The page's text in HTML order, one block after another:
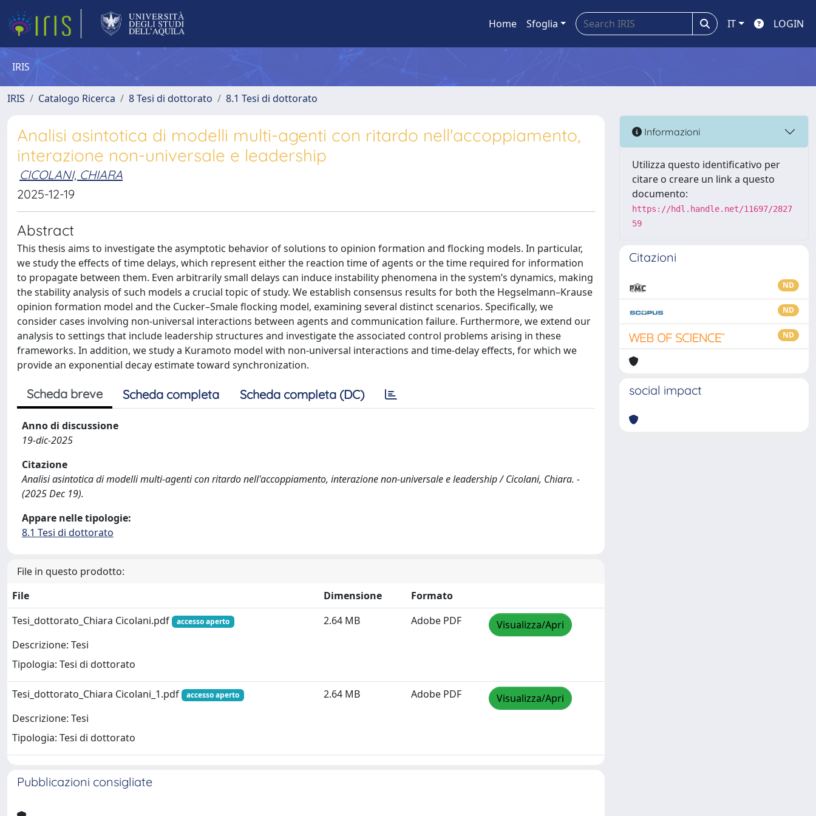
Home Sfoglia IT LOGIN
IRIS
IRIS Catalogo Ricerca 8 Tesi di dottorato 8.1 Tesi di dottorato
Analisi asintotica di modelli multi-agenti con ritardo nell'accoppiamento,
interazione non-universale e leadership
CICOLANI, CHIARA
2025-12-19
Abstract
This thesis aims to investigate the asymptotic behavior of solutions to opinion formation and flocking models. In particular,
we study the effects of time delays, which represent either the reaction time of agents or the time required for information
to propagate between them. Even arbitrarily small delays can induce instability phenomena in the system’s dynamics, making
the stability analysis of such models a crucial topic of study. We establish consensus results for both the Hegselmann–Krause
opinion formation model and the Cucker–Smale flocking model, examining several distinct scenarios. Specifically, we
consider cases involving non-universal interactions between agents and communication failure. Furthermore, we extend our
analysis to settings that include leadership structures and investigate the associated control problems arising in these
frameworks. In addition, we study a Kuramoto model with non-universal interactions and time-delay effects, for which we
provide an exponential decay estimate toward synchronization.
Scheda breve Scheda completa Scheda completa (DC)
Anno di discussione
19-dic-2025
Citazione
Analisi asintotica di modelli multi-agenti con ritardo nell'accoppiamento, interazione non-universale e leadership / Cicolani, Chiara. -
(2025 Dec 19).
Appare nelle tipologie:
8.1 Tesi di dottorato
File in questo prodotto:
File
Dimensione
Formato
Tesi_dottorato_Chiara Cicolani.pdf
accesso aperto
Descrizione: Tesi
Tipologia: Tesi di dottorato
2.64 MB Adobe PDF Visualizza/Apri
Tesi_dottorato_Chiara Cicolani_1.pdf accesso aperto
Descrizione: Tesi
Tipologia: Tesi di dottorato
2.64 MB Adobe PDF Visualizza/Apri
Pubblicazioni consigliate
Informazioni
Utilizza questo identificativo per
citare o creare un link a questo
documento:
https://hdl.handle.net/11697/2827
59
Citazioni
ND
ND
ND
social impact